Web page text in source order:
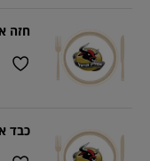
חזה
כבד